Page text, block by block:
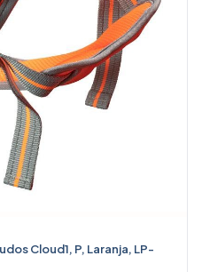
Cloud1, P, Laranja, LP-